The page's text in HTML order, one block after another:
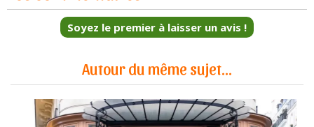
Soyez le premier à laisser un avis !
Autour du même sujet...